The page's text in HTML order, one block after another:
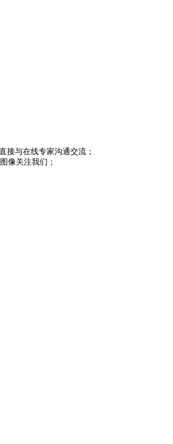
接与在线专家沟通交流；
像关注我们；